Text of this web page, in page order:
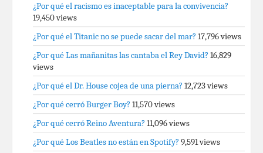
¿Por qué el racismo es inaceptable para la convivencia?
19,450 views
¿Por qué el Titanic no se puede sacar del mar? 17,796 views
¿Por qué Las mañanitas las cantaba el Rey David? 16,829
views
¿Por qué el Dr. House cojea de una pierna? 12,723 views
¿Por qué cerró Burger Boy? 11,570 views
¿Por qué cerró Reino Aventura? 11,096 views
¿Por qué Los Beatles no están en Spotify? 9,591 views